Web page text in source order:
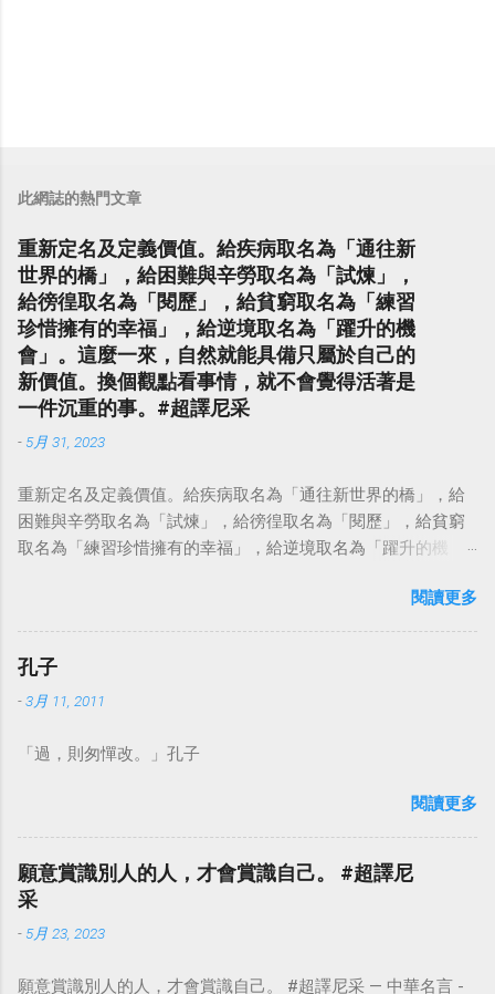
此網誌的熱門文章
重新定名及定義價值。給疾病取名為「通往新
世界的橋」，給困難與辛勞取名為「試煉」，
給徬徨取名為「閱歷」，給貧窮取名為「練習
珍惜擁有的幸福」，給逆境取名為「躍升的機
會」。這麼一來，自然就能具備只屬於自己的
新價值。換個觀點看事情，就不會覺得活著是
一件沉重的事。#超譯尼采
- 5月 31, 2023
重新定名及定義價值。給疾病取名為「通往新世界的橋」，給
困難與辛勞取名為「試煉」，給徬徨取名為「閱歷」，給貧窮
取名為「練習珍惜擁有的幸福」，給逆境取名為「躍升的機
點看事情，就不會覺得活著是一件沉重的事。#超譯尼采 — 中
華名言 - Chinese Quotes (@chinese_quotes) May 23, 2023
閱讀更多
孔子
-3月 11, 2011
「過，則匆憚改。」孔子
閱讀更多
願意賞識別人的人，才會賞識自己。 #超譯尼
采
- 5月 23, 2023
願意賞識別人的人，才會賞識自己。 #超譯尼采 — 中華名言 -